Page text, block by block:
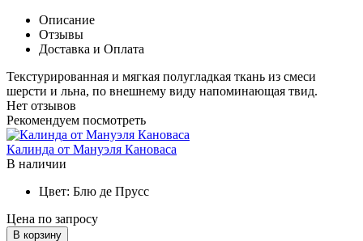
Описание
Отзывы
Доставка и Оплата
Текстурированная и мягкая полугладкая ткань из смеси
шерсти и льна, по внешнему виду напоминающая твид.
Нет отзывов
Рекомендуем посмотреть
Калинда от Мануэля Кановаса
В наличии
Цвет: Блю де Прусс
Цена по запросу
В корзину